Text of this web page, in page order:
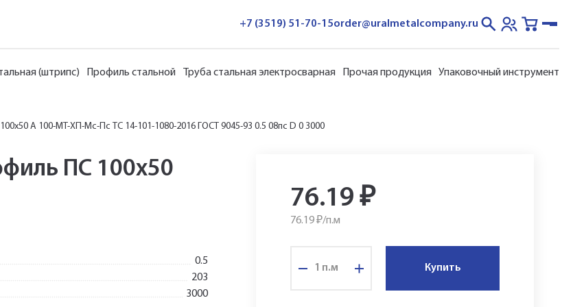
+7 (3519) 51-70-15order@uralmetalcompany.ru
(штрипс) Профиль стальной Труба стальная электросварная Прочая продукция Упаковочный инструмент
А 100-МТ-ХП-Мс-Пс ТС 14-101-1080-2016 ГОСТ 9045-93 0.5 08пс D 0 3000
ПС 100x50
0.5
203
3000
76.19 ₽
76.19 ₽/п.м
п.м Купить